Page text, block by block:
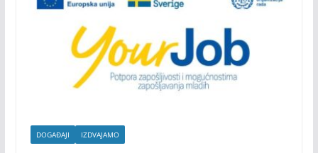
DOGAĐAJI IZDVAJAMO